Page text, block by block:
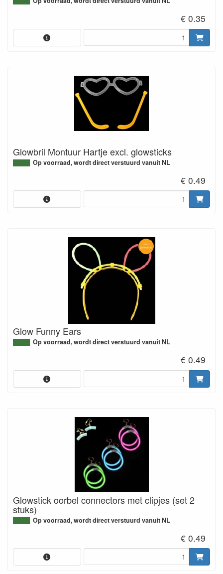
€ 0.35
Glowbril Montuur Hartje excl. glowsticks
Op voorraad, wordt direct verstuurd vanuit NL
€ 0.49
Glow Funny Ears
Op voorraad, wordt direct verstuurd vanuit NL
€ 0.49
Glowstick oorbel connectors met clipjes (set 2
stuks)
Op voorraad, wordt direct verstuurd vanuit NL
€ 0.49